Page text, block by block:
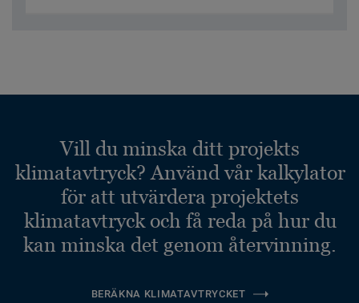
Vill du minska ditt projekts
klimatavtryck? Använd vår kalkylator
för att utvärdera projektets
klimatavtryck och få reda på hur du
kan minska det genom återvinning.
BERÄKNA KLIMATAVTRYCKET